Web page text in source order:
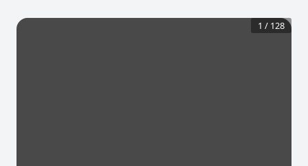
1 / 128